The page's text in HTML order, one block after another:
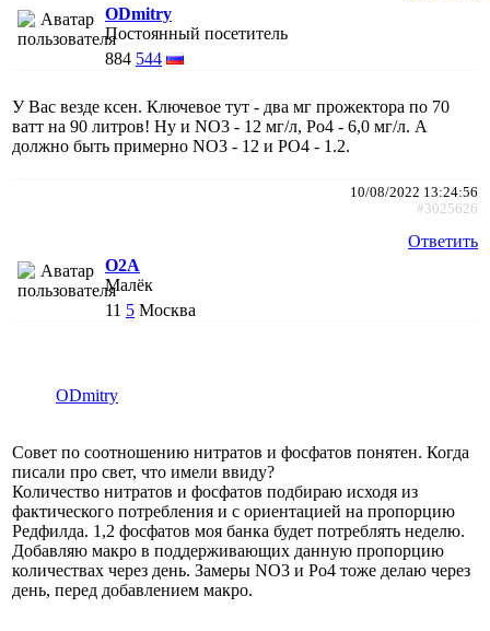
ODmitry
Постоянный посетитель
884 544
У Вас везде ксен. Ключевое тут - два мг прожектора по 70
ватт на 90 литров! Ну и NO3 - 12 мг/л, Po4 - 6,0 мг/л. А
должно быть примерно NO3 - 12 и PO4 - 1.2.
10/08/2022 13:24:56
#3025626
Ответить
O2A
Малёк
11 5 Москва
ODmitry
Совет по соотношению нитратов и фосфатов понятен. Когда
писали про свет, что имели ввиду?
Количество нитратов и фосфатов подбираю исходя из
фактического потребления и с ориентацией на пропорцию
Редфилда. 1,2 фосфатов моя банка будет потреблять неделю.
Добавляю макро в поддерживающих данную пропорцию
количествах через день. Замеры NO3 и Po4 тоже делаю через
день, перед добавлением макро.